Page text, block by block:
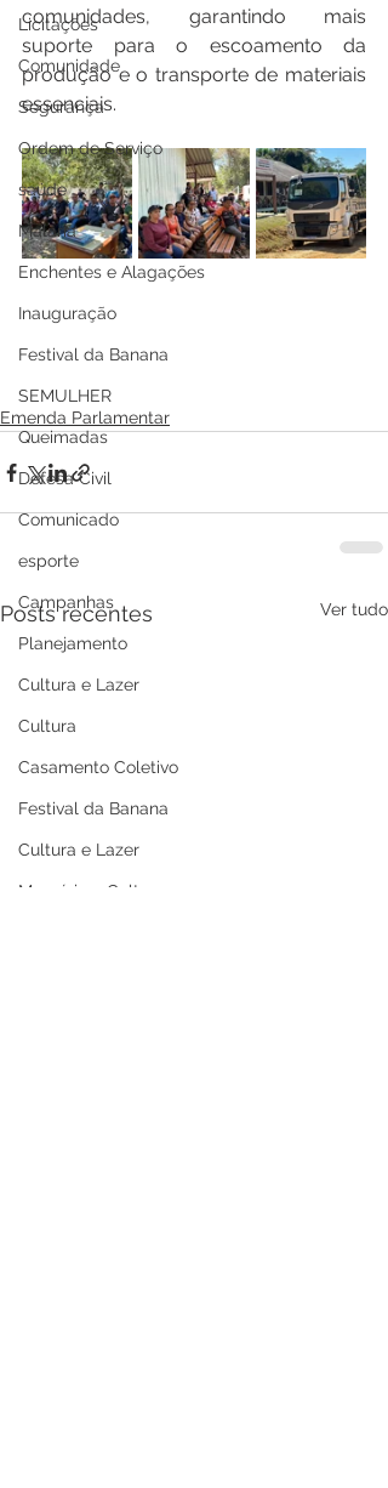
Licitações
Comunidade
Segurança
Ordem de Serviço
saúde
Malária
Enchentes e Alagações
Inauguração
Festival da Banana
SEMULHER
Queimadas
Defesa Civil
Comunicado
esporte
Campanhas
Planejamento
Cultura e Lazer
Cultura
Casamento Coletivo
Festival da Banana
Cultura e Lazer
Memória e Cultura
comunidades, garantindo mais
suporte para o escoamento da
produção e o transporte de materiais
essenciais.
Emenda Parlamentar
Posts recentes Ver tudo